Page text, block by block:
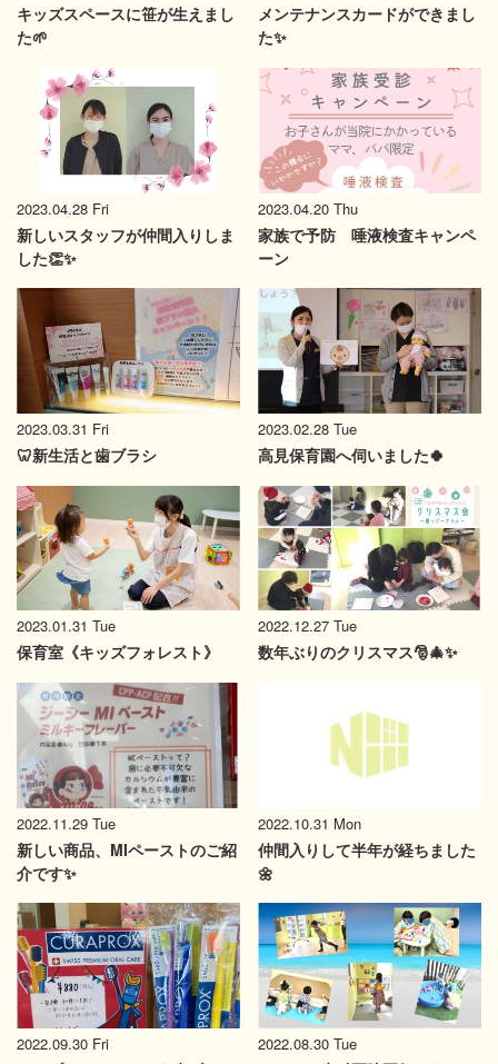
キッズスペースに笹が生えまし
た🌱
メンテナンスカードができまし
た✨
2023.04.28 Fri
新しいスタッフが仲間入りしま
した👏✨
2023.04.20 Thu
家族で予防 唾液検査キャンペ
ーン
2023.03.31 Fri
🦷新生活と歯ブラシ
2023.02.28 Tue
高見保育園へ伺いました🍀
2023.01.31 Tue
保育室《キッズフォレスト》
2022.12.27 Tue
数年ぶりのクリスマス🎅🎄✨
2022.11.29 Tue
新しい商品、MIペーストのご紹
介です✨
2022.10.31 Mon
仲間入りして半年が経ちました
🌼
2022.09.30 Fri 2022.08.30 Tue